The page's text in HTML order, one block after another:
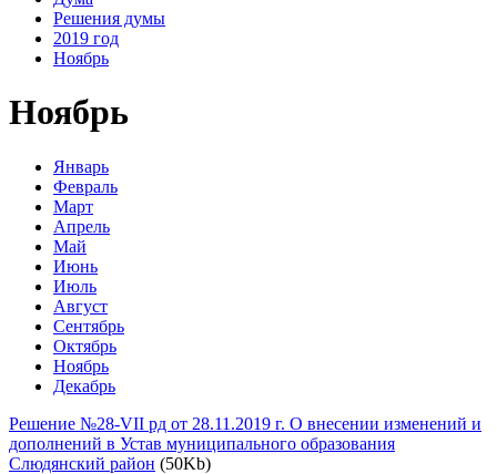
Решения думы
2019 год
Ноябрь
Ноябрь
Январь
Февраль
Март
Апрель
Май
Июнь
Июль
Август
Сентябрь
Октябрь
Ноябрь
Декабрь
Решение №28-VII рд от 28.11.2019 г. О внесении изменений и
дополнений в Устав муниципального образования
Слюдянский район (50Kb)